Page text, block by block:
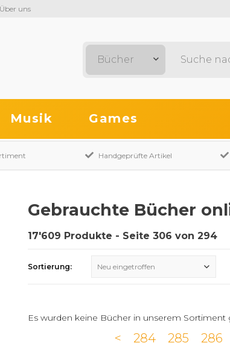
Über uns
Bücher
Musik Games
Handgeprüfte Artikel
Gebrauchte Bücher
17'609 Produkte - Seite 306 von 294
Sortierung: Neu eingetroffen
Es wurden keine Bücher in unserem Sortiment
< 284 285 286